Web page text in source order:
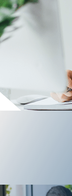
Vos
Amélioration
EN SAVOIR